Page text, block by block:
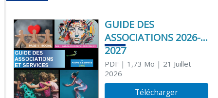
GUIDE DES
ASSOCIATIONS 2026-
2027
PDF| 1,73 Mo | 21 Juillet
2026
Télécharger